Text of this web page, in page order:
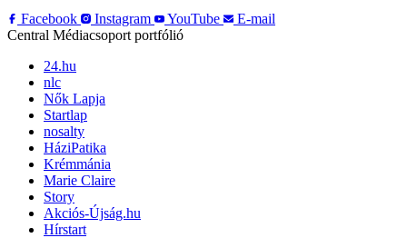
Facebook
Instagram YouTube
E-mail
Central Médiacsoport portfólió
24.hu
nlc
Nők Lapja
Startlap
nosalty
HáziPatika
Krémmánia
Marie Claire
Story
Akciós-Újság.hu
Hírstart